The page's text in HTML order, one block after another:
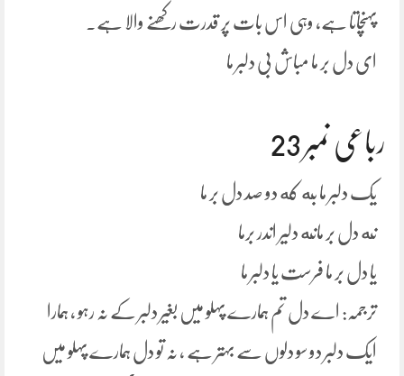
پہنچاتا ہے، وہی اس بات پر قدرت رکھنے والا ہے۔
ای دل بر ما مباش بی دلبر ما
رباعی نمبر 23
یک دلبر ما به که دو صد دل بر ما
نه دل بر مانه دلیر اندر برما
یا دل بر ما فرست یا دلبر ما
ترجمہ: اے دل تم ہمارے پہلو میں بغیر دلبر کے نہ رہو ، ہمارا
ایک دلبر دو سو دلوں سے بہتر ہے ، نہ تو دل ہمارے پہلو میں